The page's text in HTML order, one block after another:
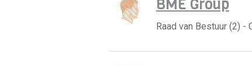
BME Group
Raad van Bestuur (2) -